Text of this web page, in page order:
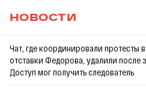
НОВОСТИ
Чат, где координировали протесты
отставки Федорова, удалили после
Доступ мог получить следователь